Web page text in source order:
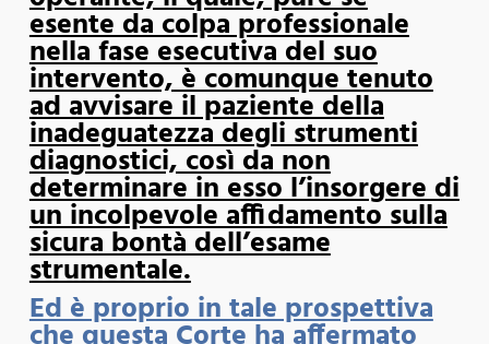
esente da colpa professionale
nella fase esecutiva del suo
intervento, è comunque tenuto
ad avvisare il paziente della
inadeguatezza degli strumenti
diagnostici, così da non
determinare in esso l’insorgere di
un incolpevole affidamento sulla
sicura bontà dell’esame
strumentale.
Ed è proprio in tale prospettiva